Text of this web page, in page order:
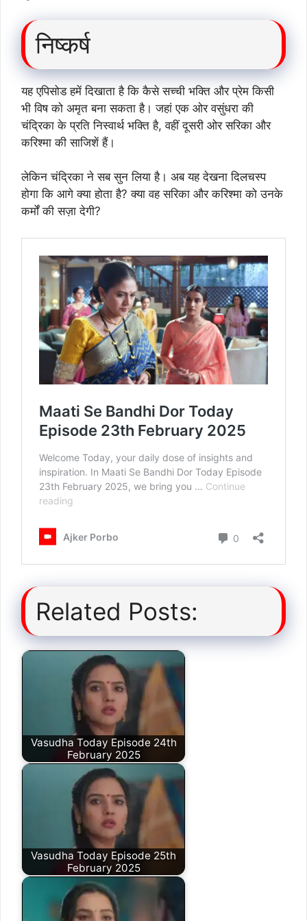
निष्कर्ष
यह एपिसोड हमें दिखाता है कि कैसे सच्ची भक्ति और प्रेम किसी
भी विष को अमृत बना सकता है। जहां एक ओर वसुंधरा की
चंद्रिका के प्रति निस्वार्थ भक्ति है, वहीं दूसरी ओर सरिका और
करिश्मा की साजिशें हैं।
लेकिन चंद्रिका ने सब सुन लिया है। अब यह देखना दिलचस्प
होगा कि आगे क्या होता है? क्या वह सरिका और करिश्मा को उनके
कर्मों की सज़ा देगी?
Related Posts:
Vasudha Today Episode 24th
February 2025
Vasudha Today Episode 25th
February 2025